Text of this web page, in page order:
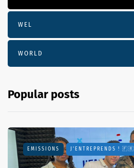
WEL
WORLD
Popular posts
EMISSIONS J'ENTREPRENDS ! 🇫🇷